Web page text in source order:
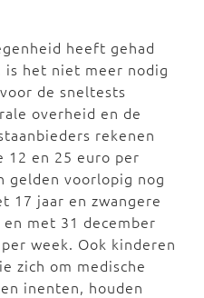
heeft gehad
is het niet meer nodig
de sneltests
overheid en de
rekenen
12 en 25 euro per
gelden voorlopig nog
17 jaar en zwangere
met 31 december
week. Ook kinderen
zich om medische
inenten, houden